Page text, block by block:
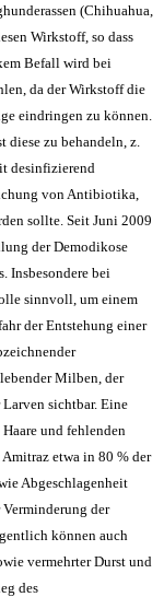
(Chihuahua,
Wirkstoff, so dass
Befall wird bei
da der Wirkstoff die
eindringen zu können.
diese zu behandeln, z.
desinfizierend
von Antibiotika,
sollte. Seit Juni 2009
der Demodikose
Insbesondere bei
sinnvoll, um einem
der Entstehung einer
Milben, der
sichtbar. Eine
und fehlenden
etwa in 80 % der
Abgeschlagenheit
der
können auch
vermehrter Durst und
des